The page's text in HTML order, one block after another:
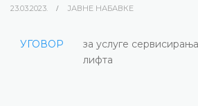
23.03.2023. ЈАВНЕ НАБАВКЕ
УГОВОР
за услуге
лифта